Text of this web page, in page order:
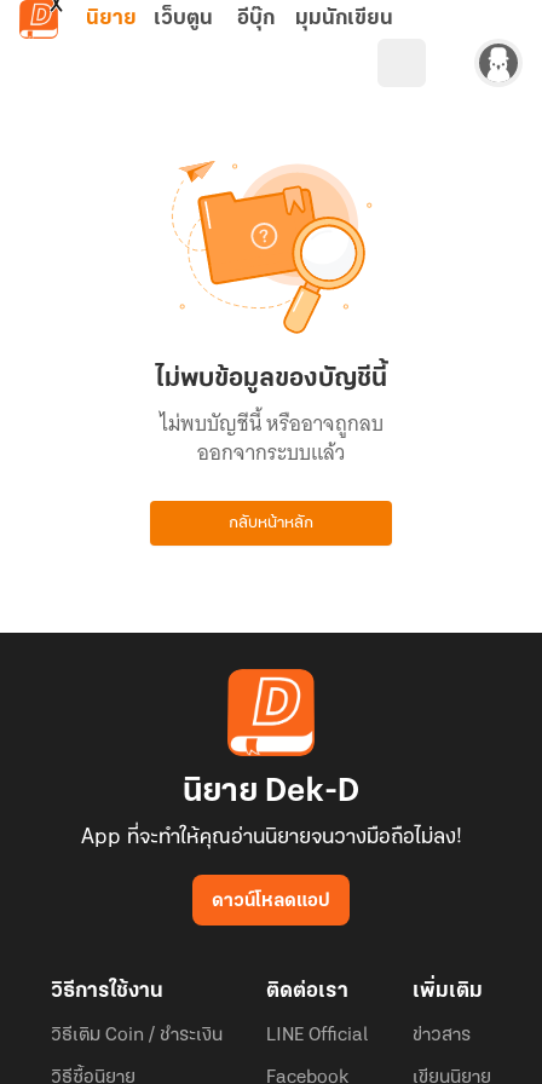
ข้ามไปยังเนื้อหาหลัก
นิยาย เว็บตูน อีบุ๊ก มุมนักเขียน
ไม่พบข้อมูลของบัญชีนี้
ไม่พบบัญชีนี้ หรืออาจถูกลบ
ออกจากระบบแล้ว
กลับหน้าหลัก
นิยาย Dek-D
App ที่จะทำให้คุณอ่านนิยายจนวางมือถือไม่ลง!
ดาวน์โหลดแอป
วิธีการใช้งาน
วิธีเติม Coin / ชำระเงิน
วิธีซื้อนิยาย
ติดต่อเรา
LINE Official
Facebook
เพิ่มเติม
ข่าวสาร
เขียนนิยาย